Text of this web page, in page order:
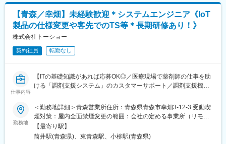
来に合わせた幅広いキャリアパスがあります。また、離職率も非
常に低く、富士フイルムグループ基準の充実した福利厚生や各種
手当など長期的に活躍・就業できる環境が整っています。
変更の範囲：会社の定める業務
2時間/帯広エリアは3時間／北見・釧路・函館エリアは4時間程
度）
・遠方エリアへの訪問頻度：帯広・北見・釧路・函館エリアは月
に1回程度
・状況やスケジュールに応じて、宿泊対応も発生するケースがご
ざいます
◎導入から1か月後：
・システム稼働状況の確認
・システム使用における課題点が発生した場合、課題解決策の提
◎オンライン化への対応：
現在、ほとんどの業務を訪問型で行っていますが、今後はオンラ
インでの導入支援も推進していきます。導入されるクリニックの
【青森／幸畑】未経験歓迎＊システムエンジニア《IoT
製品の仕様変更や客先でのTS等＊長期研修あり！》
株式会社トーショー
契約社員 転勤なし
仕事内容
【ITの基礎知識があれば応募OK◎／医療現場で薬剤師の仕事を助
ける「調剤支援システム」のカスタマーサポート／調剤支援機
【はじめに】
当ポジションは自社販売している大型IoT製品や薬剤システムの運
用～保守を担うシステムエンジニア職となっております。未経験
からチャレンジできる事に加えて、メーカー直雇用という貴重な
勤務地
＜勤務地詳細＞青森営業所住所：青森県青森市幸畑3-12-3 受動喫
煙対策：屋内全面禁煙変更の範囲：会社の定める事業所（リモー
トワーク含む）
【最寄り駅】
筒井駅(青森県)、東青森駅、小柳駅(青森県)